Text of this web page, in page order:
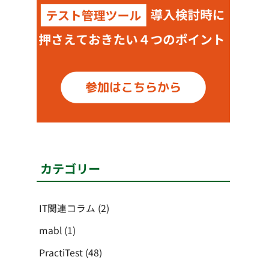
カテゴリー
IT関連コラム (2)
mabl (1)
PractiTest (48)